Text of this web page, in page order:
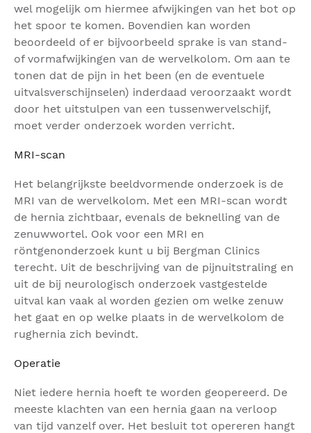
wel mogelijk om hiermee afwijkingen van het bot op
het spoor te komen. Bovendien kan worden
beoordeeld of er bijvoorbeeld sprake is van stand-
of vormafwijkingen van de wervelkolom. Om aan te
tonen dat de pijn in het been (en de eventuele
uitvalsverschijnselen) inderdaad veroorzaakt wordt
door het uitstulpen van een tussenwervelschijf,
moet verder onderzoek worden verricht.
MRI-scan
Het belangrijkste beeldvormende onderzoek is de
MRI van de wervelkolom. Met een MRI-scan wordt
de hernia zichtbaar, evenals de beknelling van de
zenuwwortel. Ook voor een MRI en
röntgenonderzoek kunt u bij Bergman Clinics
terecht. Uit de beschrijving van de pijnuitstraling en
uit de bij neurologisch onderzoek vastgestelde
uitval kan vaak al worden gezien om welke zenuw
het gaat en op welke plaats in de wervelkolom de
rughernia zich bevindt.
Operatie
Niet iedere hernia hoeft te worden geopereerd. De
meeste klachten van een hernia gaan na verloop
van tijd vanzelf over. Het besluit tot opereren hangt